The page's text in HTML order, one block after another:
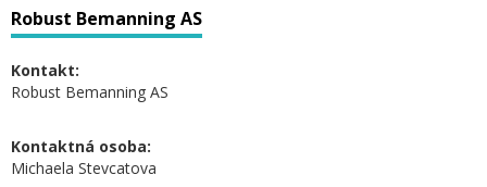
Robust Bemanning AS
Kontakt:
Robust Bemanning AS
Kontaktná osoba:
Michaela Stevcatova